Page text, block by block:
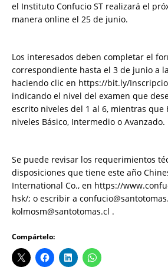
el Instituto Confucio ST realizará el
manera online el 25 de junio.
Los interesados deben completar el
correspondiente hasta el 3 de junio a
haciendo clic en https://bit.ly/
indicando el nivel del examen que
escrito niveles del 1 al 6, mientras que
niveles Básico, Intermedio o Avanzado.
Se puede revisar los requerimientos
disposiciones que tiene este año
International Co., en https://
hsk/; o escribir a
kolmosm@santotomas.cl .
Compártelo: